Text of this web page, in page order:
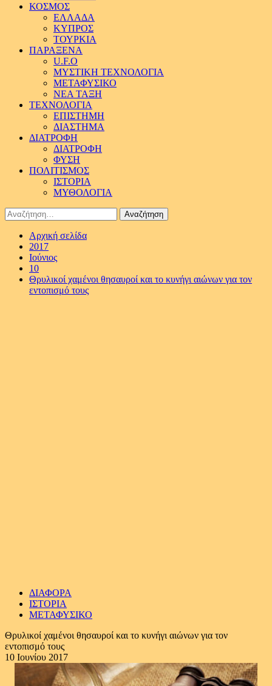
ΚΟΣΜΟΣ
ΕΛΛΑΔΑ
ΚΥΠΡΟΣ
ΤΟΥΡΚΙΑ
ΠΑΡΑΞΕΝΑ
U.F.O
ΜΥΣΤΙΚΗ ΤΕΧΝΟΛΟΓΙΑ
ΜΕΤΑΦΥΣΙΚΟ
ΝΕΑ ΤΑΞΗ
ΤΕΧΝΟΛΟΓΙΑ
ΕΠΙΣΤΗΜΗ
ΔΙΑΣΤΗΜΑ
ΔΙΑΤΡΟΦΗ
ΔΙΑΤΡΟΦΗ
ΦΥΣΗ
ΠΟΛΙΤΙΣΜΟΣ
ΙΣΤΟΡΙΑ
ΜΥΘΟΛΟΓΙΑ
Αναζήτηση
για:
Αρχική σελίδα
2017
Ιούνιος
10
Θρυλικοί χαμένοι θησαυροί και το κυνήγι αιώνων για τον
εντοπισμό τους
ΔΙΑΦΟΡΑ
ΙΣΤΟΡΙΑ
ΜΕΤΑΦΥΣΙΚΟ
Θρυλικοί χαμένοι θησαυροί και το κυνήγι αιώνων για τον
εντοπισμό τους
10 Ιουνίου 2017